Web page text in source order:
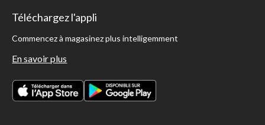
Téléchargez l'appli
Commencez à magasinez plus intelligemment
En savoir plus